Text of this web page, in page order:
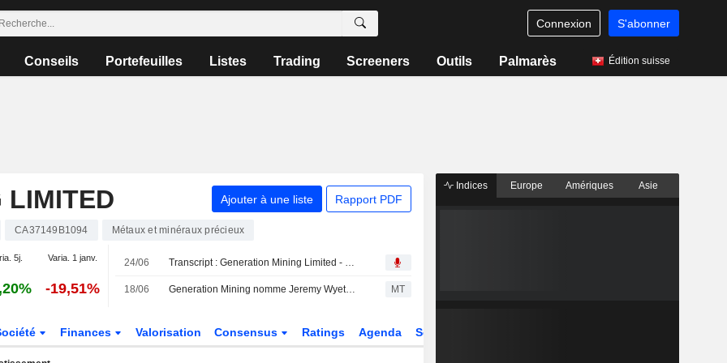
Connexion S'abonner
Conseils Portefeuilles Listes Trading Screeners Outils Palmarès Édition suisse
LIMITED Ajouter à une liste Rapport PDF
CA37149B1094 Métaux et minéraux précieux
5j. Varia. 1 janv.
-19,51%
24/06 Transcript : Generation Mining Limited - Shareholder/Analyst Call
18/06 Generation Mining nomme Jeremy Wyeth au poste de directeur de l'exploitation et Anton Cukrov à la vice-présidence des finances MT
Finances Valorisation Consensus Ratings Agenda Secteur
Indices Europe Amériques Asie